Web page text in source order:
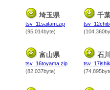
埼玉県
tsv_11saitam.zip
(95,014byte)
千
富山県
tsv_16toyama.zip
(82,037byte)
石